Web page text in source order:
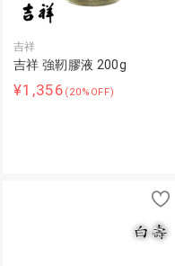
吉祥
吉祥 強靭膠液 200g
¥1,356 (20%OFF)